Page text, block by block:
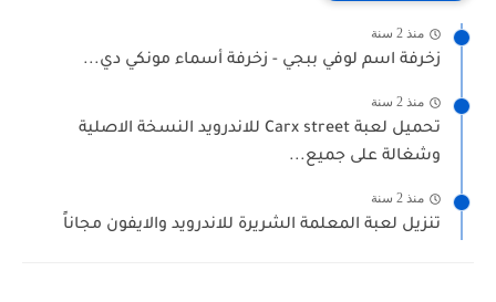
منذ 2 سنة
زخرفة اسم لوفي ببجي - زخرفة أسماء مونكي دي...
منذ 2 سنة
تحميل لعبة Carx street للاندرويد النسخة الاصلية
وشغالة على جميع...
منذ 2 سنة
تنزيل لعبة المعلمة الشريرة للاندرويد والايفون مجاناً